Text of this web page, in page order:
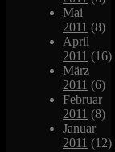
Mai
2011 (8)
April
2011 (16)
März
2011 (6)
Februar
2011 (8)
Januar
2011 (12)